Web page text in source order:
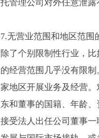
托管理公司对外任意泄
7.无营业范围和地区范围
除了个别限制性行业，
的经营范围几乎没有限
家地区开展业务及经营
东和董事的国籍、年龄
接受法人出任公司董事